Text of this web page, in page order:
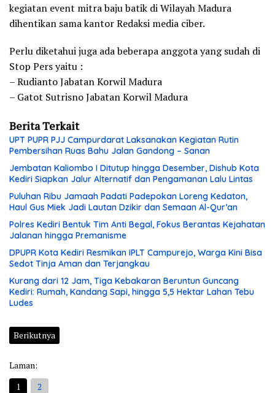
kegiatan event mitra baju batik di Wilayah Madura
dihentikan sama kantor Redaksi media ciber.
Perlu diketahui juga ada beberapa anggota yang sudah di
Stop Pers yaitu :
– Rudianto Jabatan Korwil Madura
– Gatot Sutrisno Jabatan Korwil Madura
Berita Terkait
UPT PUPR PJJ Campurdarat Laksanakan Kegiatan Rutin
Pembersihan Ruas Bahu Jalan Gandong – Sanan
Jembatan Kaliombo I Ditutup hingga Desember, Dishub Kota
Kediri Siapkan Jalur Alternatif dan Pengamanan Lalu Lintas
Puluhan Ribu Jamaah Padati Padepokan Loreng Kedaton,
Haul Gus Miek Jadi Lautan Dzikir dan Semaan Al-Qur’an
Polres Kediri Bentuk Tim Anti Begal, Fokus Berantas Kejahatan
Jalanan hingga Premanisme
DPUPR Kota Kediri Resmikan IPLT Campurejo, Warga Kini Bisa
Sedot Tinja Aman dan Terjangkau
Kurang dari 12 Jam, Tiga Kebakaran Beruntun Guncang
Kediri: Rumah, Kandang Sapi, hingga 5,5 Hektar Lahan Tebu
Ludes
Berikutnya
Laman:
1
2